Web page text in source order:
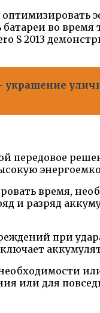
во
S 2013
передовое
время,
и разряд
при
или для